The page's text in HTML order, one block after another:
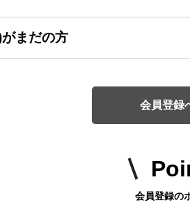
まだの方
会員登録
会員登録の